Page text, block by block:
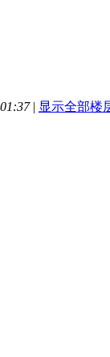
| 显示全部楼